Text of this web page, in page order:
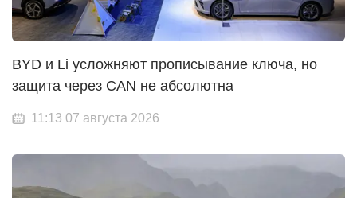
BYD и Li усложняют прописывание ключа, но
защита через CAN не абсолютна
11:13 07 августа 2026